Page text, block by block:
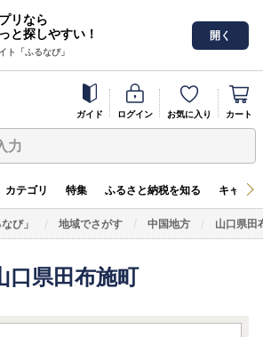
リなら
と探しやすい！
ト「ふるなび」
開く
ガイド ログイン お気に入り カート
力
カテゴリ 特集 ふるさと納税を知る キャン
び」 地域でさがす 中国地方 山口県田
口県田布施町